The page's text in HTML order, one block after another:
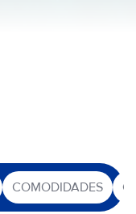
COMODIDADES